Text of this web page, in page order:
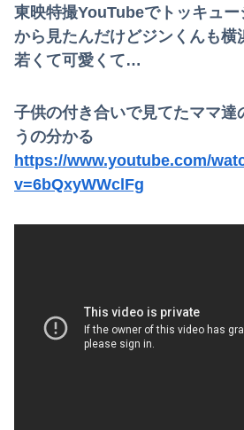
東映特撮YouTubeでトッキュ
から見たんだけどジンくんも横
若くて可愛くて…
子供の付き合いで見てたママ達
うの分かる
https://www.youtube.com/
v=6bQxyWWclFg